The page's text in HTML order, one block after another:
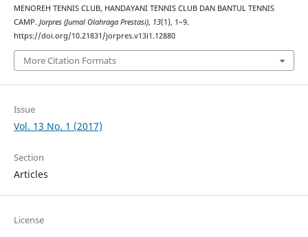
MENOREH TENNIS CLUB, HANDAYANI TENNIS CLUB DAN BANTUL TENNIS
CAMP. Jorpres (Jurnal Olahraga Prestasi), 13(1), 1–9.
https://doi.org/10.21831/jorpres.v13i1.12880
More Citation Formats
Issue
Vol. 13 No. 1 (2017)
Section
Articles
License